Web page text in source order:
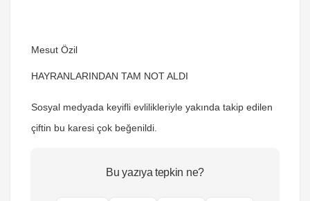
Mesut Özil
HAYRANLARINDAN TAM NOT ALDI
Sosyal medyada keyifli evlilikleriyle yakında takip edilen
çiftin bu karesi çok beğenildi.
Bu yazıya tepkin ne?